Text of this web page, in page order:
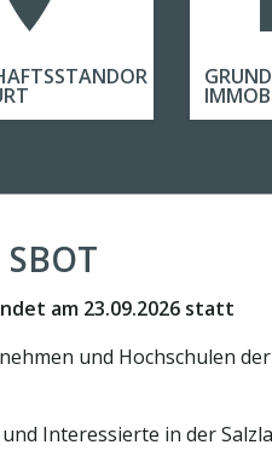
am 23.09.2026 statt
und Hochschulen
Interessierte in der